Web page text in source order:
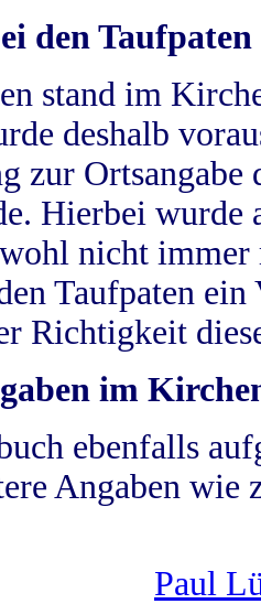
den Taufpaten
stand im
deshalb
zur
Hierbei wurde
nicht
Taufpaten
Richtigkeit
im
ebenfalls
Angaben wie
Paul